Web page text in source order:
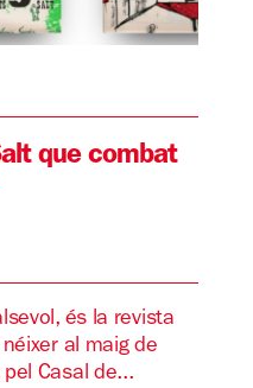
que combat
és la revista
al maig de
Casal de...